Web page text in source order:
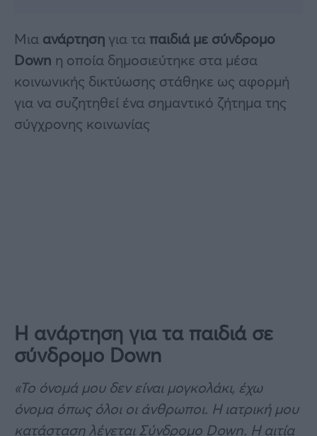
Μια ανάρτηση για ταπαιδιά με σύνδρομο
Down η οποία δημοσιεύτηκε στα μέσα
κοινωνικής δικτύωσης στάθηκε ως αφορμή
για να συζητηθεί ένα σημαντικό ζήτημα της
σύγχρονης κοινωνίας
Η ανάρτηση για τα παιδιά σε
σύνδρομο Down
«Το όνομά μου δεν είναι μογκολάκι, έχω
όνομα όπως όλοι οι άνθρωποι. Η ιατρική μου
κατάσταση λέγεται Σύνδρομο Down. Η αιτία